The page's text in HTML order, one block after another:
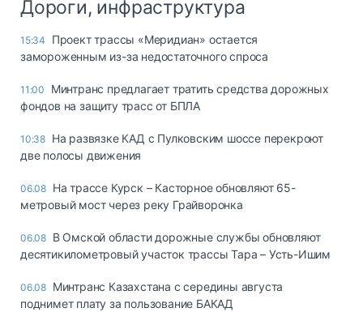
Дороги, инфраструктура
15:34
Проект трассы «Меридиан» остается
замороженным из-за недостаточного спроса
11:00
Минтранс предлагает тратить средства дорожных
фондов на защиту трасс от БПЛА
10:38 На развязке КАД с Пулковским шоссе перекроют
две полосы движения
06.08 На трассе Курск – Касторное обновляют 65-
метровый мост через реку Грайворонка
06.08 В Омской области дорожные службы обновляют
десятикилометровый участок трассы Тара – Усть-Ишим
06.08 Минтранс Казахстана с середины августа
поднимет плату за пользование БАКАД